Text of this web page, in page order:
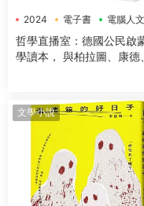
2024 電子書 電腦人
哲學直播室：德國公民啟
學讀本， 與柏拉圖、康德
文學小說